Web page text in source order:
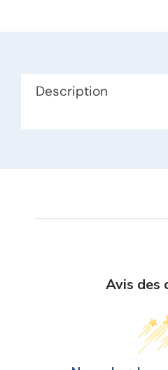
Description
Avis des